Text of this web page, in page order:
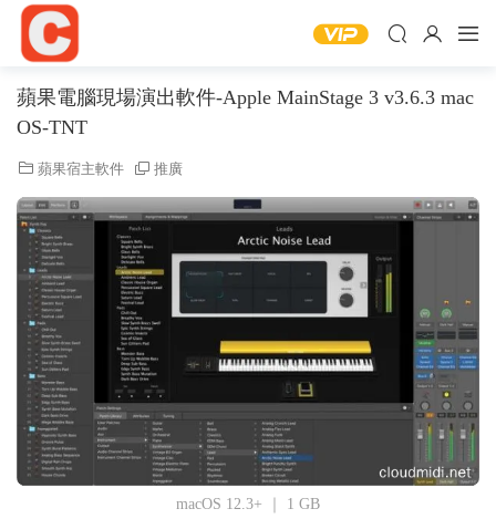
蘋果電腦現場演出軟件-Apple MainStage 3 v3.6.3 mac
OS-TNT
蘋果宿主軟件 推廣
macOS 12.3+ ｜ 1 GB